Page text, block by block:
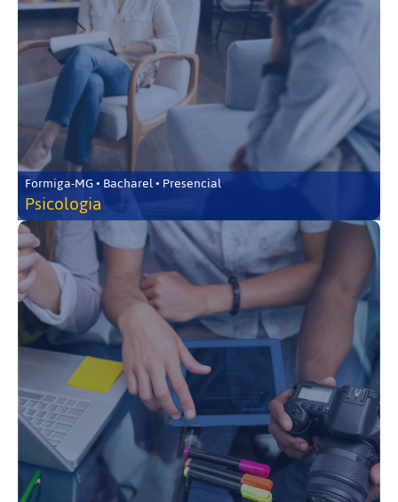
Formiga-MG • Bacharel • Presencial
Psicologia